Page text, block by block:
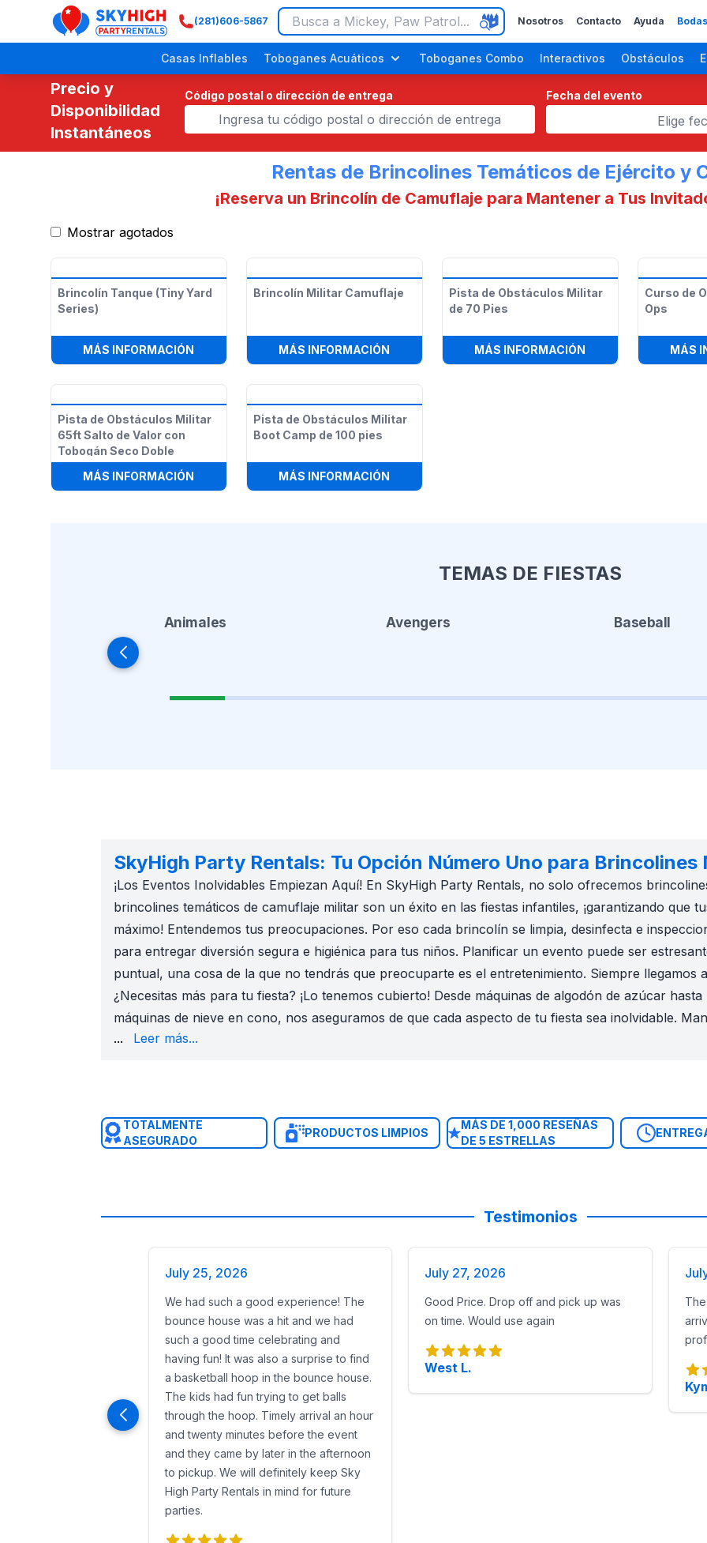
SkyHigh Logo
(281)606-5867 Nosotros Contacto Ayuda
Casas Inflables Toboganes Acuáticos Toboganes Combo Interactivos Obstáculos
Precio y
Disponibilidad
Instantáneos
Código postal o dirección de entrega Fecha del evento
Elige
Rentas de Brincolines Temáticos de Ejército y
¡Reserva un Brincolín de Camuflaje para Mantener a Tus
Mostrar agotados
Brincolín Tanque (Tiny Yard
Series)
MÁS INFORMACIÓN BRINCOLÍN TANQUE (TINY YARD SERIES)
Brincolín Militar Camuflaje
MÁS INFORMACIÓN BRINCOLÍN MILITAR CAMUFLAJE
Pista de Obstáculos Militar
de 70 Pies
MÁS INFORMACIÓN PISTA DE
Curso de
Ops
MÁS
Pista de Obstáculos Militar
65ft Salto de Valor con
Tobogán Seco Doble
MÁS INFORMACIÓN
PISTA DE OBSTÁCULOS MILITAR 65FT SALTO DE VALOR CON TOBOGÁN SECO DOBLE
Pista de Obstáculos Militar
Boot Camp de 100 pies
MÁS INFORMACIÓN
TEMAS DE FIESTAS
Animales Avengers Baseball
SkyHigh Party Rentals: Tu Opción Número Uno para Brincolines
¡Los Eventos Inolvidables Empiezan Aquí! En SkyHigh Party Rentals, no solo ofrecemos
brincolines temáticos de camuflaje militar son un éxito en las fiestas infantiles, ¡garantizando que
máximo! Entendemos tus preocupaciones. Por eso cada brincolín se limpia, desinfecta e
para entregar diversión segura e higiénica para tus niños. Planificar un evento puede ser
puntual, una cosa de la que no tendrás que preocuparte es el entretenimiento. Siempre llegamos
¿Necesitas más para tu fiesta? ¡Lo tenemos cubierto! Desde máquinas de algodón de azúcar
máquinas de nieve en cono, nos aseguramos de que cada aspecto de tu fiesta sea inolvidable.
son perfectos para eventos en el patio, manteniendo a los niños entretenidos y activos al aire
... Leer más...
TOTALMENTE
ASEGURADO
PRODUCTOS LIMPIOS
MÁS DE 1,000 RESEÑAS
DE 5 ESTRELLAS
Testimonios
July 25, 2026
We had such a good experience! The
bounce house was a hit and we had
such a good time celebrating and
having fun! It was also a surprise to find
a basketball hoop in the bounce house.
The kids had fun trying to get balls
through the hoop. Timely arrival an hour
and twenty minutes before the event
and they came by later in the afternoon
to pickup. We will definitely keep Sky
High Party Rentals in mind for future
parties.
July 27, 2026
Good Price. Drop off and pick up was
on time. Would use again
West L.